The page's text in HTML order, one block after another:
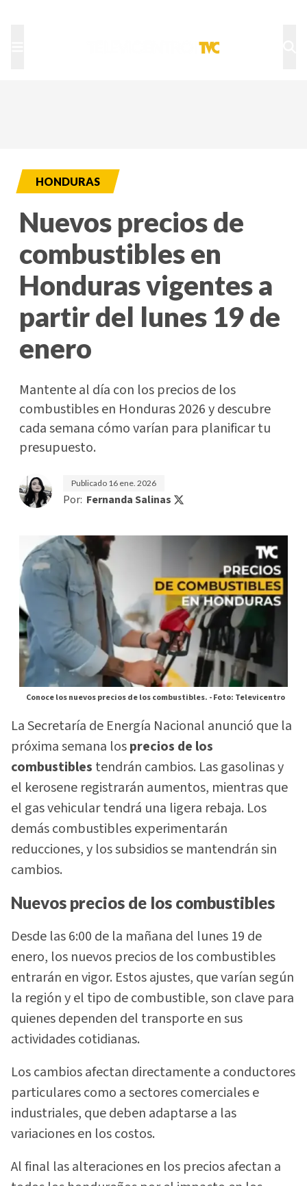
HONDURAS
Nuevos precios de
combustibles en
Honduras vigentes a
partir del lunes 19 de
enero
Mantente al día con los precios de los
combustibles en Honduras 2026 y descubre
cada semana cómo varían para planificar tu
presupuesto.
Publicado 16 ene. 2026
Por: Fernanda Salinas
Conoce los nuevos precios de los combustibles. -Foto: Televicentro
La Secretaría de Energía Nacional anunció que la
próxima semana losprecios de los
combustibles tendrán cambios. Las gasolinas y
el kerosene registrarán aumentos, mientras que
el gas vehicular tendrá una ligera rebaja. Los
demás combustibles experimentarán
reducciones, y los subsidios se mantendrán sin
cambios.
Nuevos precios de los combustibles
Desde las 6:00 de la mañana del lunes 19 de
enero, los nuevos precios de los combustibles
entrarán en vigor. Estos ajustes, que varían según
la región y el tipo de combustible, son clave para
quienes dependen del transporte en sus
actividades cotidianas.
Los cambios afectan directamente a conductores
particulares como a sectores comerciales e
industriales, que deben adaptarse a las
variaciones en los costos.
Al final las alteraciones en los precios afectan a